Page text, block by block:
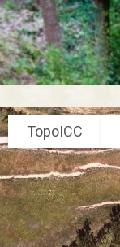
TopoICC